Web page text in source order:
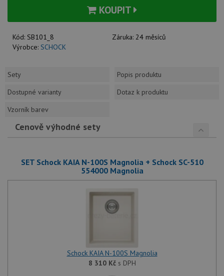
KOUPIT
Kód: SB101_8 Záruka: 24 měsíců
Výrobce: SCHOCK
Sety
Popis produktu
Dostupné varianty
Dotaz k produktu
Vzorník barev
Cenově výhodné sety
SET Schock KAIA N-100S Magnolia + Schock SC-510
554000 Magnolia
Schock KAIA N-100S Magnolia
8 310 Kčs DPH